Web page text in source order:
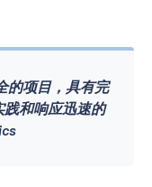
的项目，具有完
践和响应迅速的